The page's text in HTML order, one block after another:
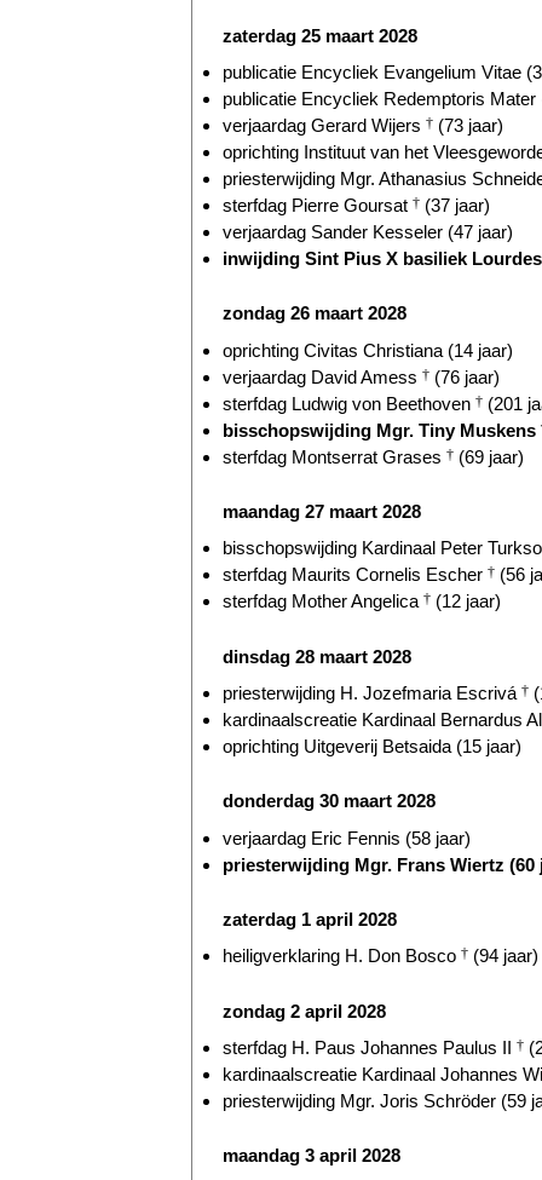
zaterdag 25 maart 2028
publicatie Encycliek Evangelium Vitae
publicatie Encycliek Redemptoris Mater
verjaardag Gerard Wijers † (73 jaar)
oprichting Instituut van het
priesterwijding Mgr. Athanasius
sterfdag Pierre Goursat † (37 jaar)
verjaardag Sander Kesseler (47 jaar)
inwijding Sint Pius X basiliek
zondag 26 maart 2028
oprichting Civitas Christiana (14 jaar)
verjaardag David Amess † (76 jaar)
sterfdag Ludwig von Beethoven † (201
bisschopswijding Mgr. Tiny Muskens
sterfdag Montserrat Grases † (69 jaar)
maandag 27 maart 2028
bisschopswijding Kardinaal Peter
sterfdag Maurits Cornelis Escher † (56
sterfdag Mother Angelica † (12 jaar)
dinsdag 28 maart 2028
priesterwijding H. Jozefmaria Escrivá †
kardinaalscreatie Kardinaal Bernardus
oprichting Uitgeverij Betsaida (15 jaar)
donderdag 30 maart 2028
verjaardag Eric Fennis (58 jaar)
priesterwijding Mgr. Frans Wiertz (60
zaterdag 1 april 2028
heiligverklaring H. Don Bosco † (94 jaar)
zondag 2 april 2028
sterfdag H. Paus Johannes Paulus II †
kardinaalscreatie Kardinaal Johannes
priesterwijding Mgr. Joris Schröder (59
maandag 3 april 2028